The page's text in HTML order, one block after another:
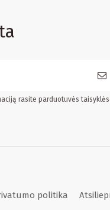
rasite parduotuvės
politika